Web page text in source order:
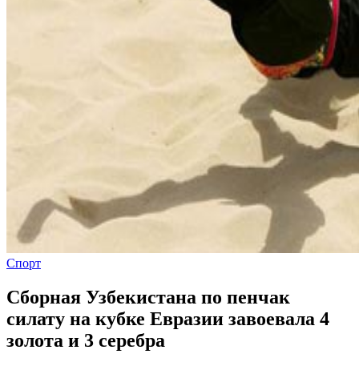
Спорт
Сборная Узбекистана по пенчак
силату на кубке Евразии завоевала 4
золота и 3 серебра